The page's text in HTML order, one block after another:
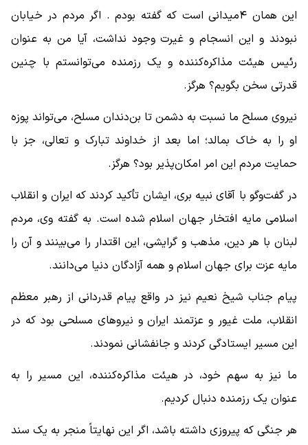
این همان ۴میدانی است که گفته بودم . اگر مردم در خیابان
نبودند و این انسجام و غیرت وجود نداشت، آیا من به عنوان
رئیس هیئت مذاکره‌کننده و یک رزمنده می‌توانستم با چنین
قدرتی سخن بگویم؟ هرگز.
نیروی مسلح ما نسبت به دشمن تا بن‌دندان مسلح، می‌تواند پوزه
او را به خاک بمالد؛ اما بعد از خداوند تبارک و تعالی، جز با
حمایت مردم این امر امکان‌پذیر بود؟ هرگز.
در گفت‌وگو با آقای نبیه بری، ایشان تأکید کردند که ایران و انقلاب
اسلامی مایه افتخار جهان اسلام شده است. به گفته وی، مردم
لبنان با هر دین، مذهب و گرایشی، این اقتدار را می‌بینند و آن را
مایه عزت برای جهان اسلام و همه آزادگان دنیا می‌دانند.
پیام جناب شیخ نعیم نیز در واقع پیام قدردانی از رهبر معظم
انقلاب، ملت غیور و عزتمند ایران و نیروهای مسلحی بود که در
این مسیر ایستادگی کردند و جانفشانی نمودند.
ما نیز به سهم خود، در هیئت مذاکره‌کننده، این مسیر را به
عنوان یک رزمنده دنبال کردیم.
هر جنگی که پیروزی داشته باشد، اگر این نهایتاً منجر به یک سند